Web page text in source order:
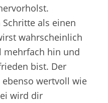
als einen
wahrscheinlich
mehrfach hin und
bist. Der
wertvoll wie
wird dir